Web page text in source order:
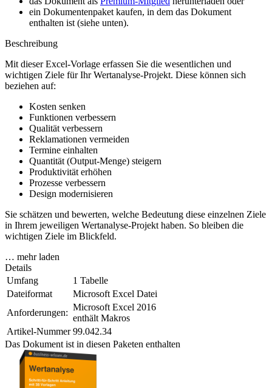
ein Dokumentenpaket kaufen, in dem das Dokument
enthalten ist (siehe unten).
Beschreibung
Mit dieser Excel-Vorlage erfassen Sie die wesentlichen und
wichtigen Ziele für Ihr Wertanalyse-Projekt. Diese können sich
beziehen auf:
Kosten senken
Funktionen verbessern
Qualität verbessern
Reklamationen vermeiden
Termine einhalten
Quantität (Output-Menge) steigern
Produktivität erhöhen
Prozesse verbessern
Design modernisieren
Sie schätzen und bewerten, welche Bedeutung diese einzelnen Ziele
in Ihrem jeweiligen Wertanalyse-Projekt haben. So bleiben die
wichtigen Ziele im Blickfeld.
… mehr laden
Details
Umfang
1 Tabelle
Dateiformat
Microsoft Excel Datei
Anforderungen:
Microsoft Excel 2016
enthält Makros
Artikel-Nummer 99.042.34
Das Dokument ist in diesen Paketen enthalten